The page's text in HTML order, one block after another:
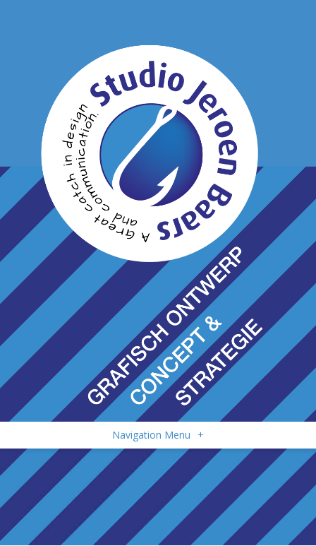
Navigation Menu +